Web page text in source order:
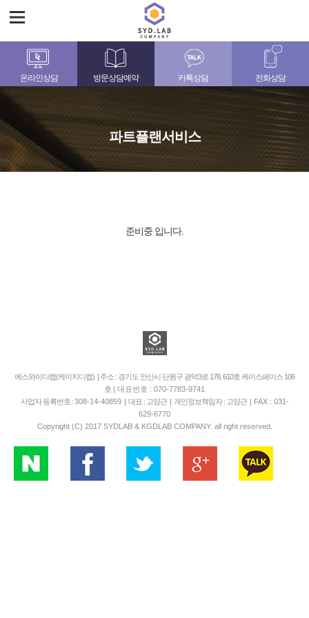
온라인상담 방문상담예약 카톡상담 전화상담
파트플랜서비스
준비중 입니다.
에스와이디랩(케이지디랩) | 주소 : 경기도 안산시 단원구 광덕3로 178, 610호 케이스페이스 106
호 | 대표번호 : 070-7783-9741
사업자 등록번호 :308-14-40859| 대표 : 고양근 | 개인정보책임자 : 고양근 | FAX : 031-
629-6770
Copyright (C) 2017 SYDLAB & KGDLAB COMPANY. all right reserved.